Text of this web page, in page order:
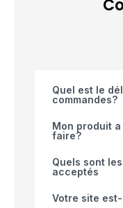
Quel est le
commandes?
Mon produit
faire?
Quels sont
acceptés
Votre site